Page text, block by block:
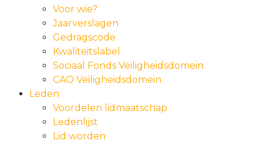
Voor wie?
Jaarverslagen
Gedragscode
Kwaliteitslabel
Sociaal Fonds Veiligheidsdomein
CAO Veiligheidsdomein
Leden
Voordelen lidmaatschap
Ledenlijst
Lid worden